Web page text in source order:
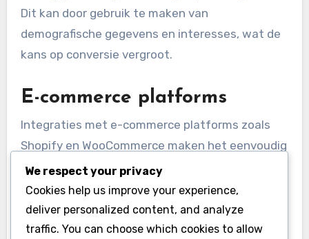
Dit kan door gebruik te maken van
demografische gegevens en interesses, wat de
kans op conversie vergroot.
E-commerce platforms
Integraties met e-commerce platforms zoals
Shopify en WooCommerce maken het eenvoudig
om producten te importeren en Collection Ads
te beheren. Deze platforms bieden tools om de
prestaties van advertenties te volgen en
aanpassingen te maken op basis van
We respect your privacy
Cookies help us improve your experience,
deliver personalized content, and analyze
traffic. You can choose which cookies to allow